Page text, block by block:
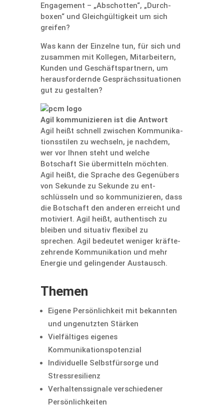
Engage­ment – „Abschotten“, „Durch­
boxen“ und Gleich­gül­tig­keit um sich
greifen?
Was kann der Einzelne tun, für sich und
zusammen mit Kollegen, Mit­arbei­tern,
Kunden und Geschäfts­partnern, um
heraus­for­dernde Gesprächs­si­tua­tionen
gut zu gestalten?
Agil kommu­ni­zieren ist die Antwort
Agil heißt schnell zwischen Kommu­ni­ka­
ti­ons­stilen zu wechseln, je nachdem,
wer vor Ihnen steht und welche
Botschaft Sie über­mitteln möchten.
Agil heißt, die Sprache des Gegen­übers
von Sekunde zu Sekunde zu ent­
schlüsseln und so kommu­ni­zieren, dass
die Botschaft den anderen erreicht und
motiviert. Agil heißt, authen­tisch zu
bleiben und situativ flexibel zu
sprechen. Agil bedeutet weniger kräfte­
zeh­rende Kommu­ni­ka­tion und mehr
Energie und gelin­gender Austausch.
Themen
Eigene Persön­lich­keit mit bekannten
und ungenutzten Stärken
Vielfäl­tiges eigenes
Kommunikationspotenzial
Indivi­du­elle Selbst­für­sorge und
Stressresilienz
Verhal­tens­si­gnale verschie­dener
Persönlichkeiten